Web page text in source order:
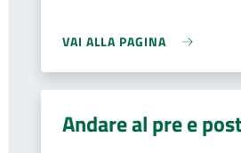
VAI ALLA PAGINA
Andare al pre e